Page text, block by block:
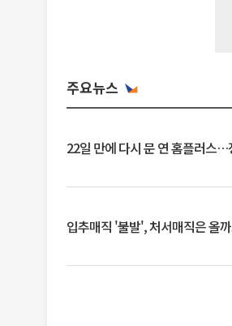
주요뉴스
22일 만에 다시 문 연 홈플러스…
입추매직 '불발', 처서매직은 올